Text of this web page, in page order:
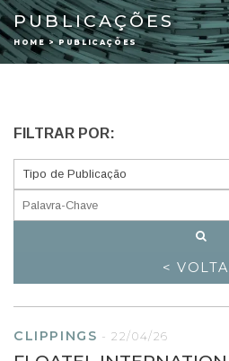
PUBLICAÇÕES
HOME > PUBLICAÇÕES
FILTRAR POR:
<
CLIPPINGS - 22/04/26